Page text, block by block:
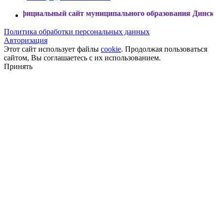
сайт муниципального образования Динской район
Политика обработки персональных данных
Авторизация
Этот сайт использует файлы cookie. Продолжая пользоваться
сайтом, Вы соглашаетесь с их использованием.
Принять